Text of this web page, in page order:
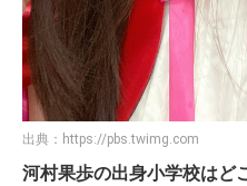
出典： https://pbs.twimg.com
河村果歩の出身小学校はど